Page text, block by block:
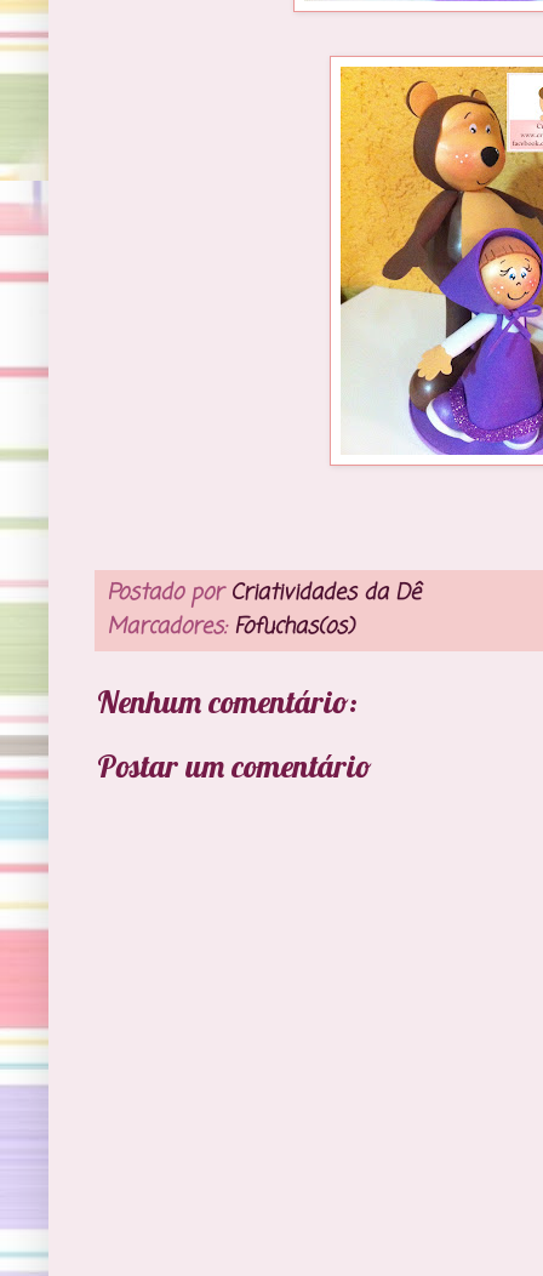
Postado porCriatividades da Dê
Marcadores:Fofuchas(os)
Nenhum comentário:
Postar um comentário